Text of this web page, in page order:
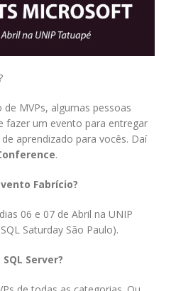
MVPs, algumas pessoas
fazer um evento para entregar
aprendizado para vocês. Daí
.
Fabrício?
06 e 07 de Abril na UNIP
Saturday São Paulo).
Server?